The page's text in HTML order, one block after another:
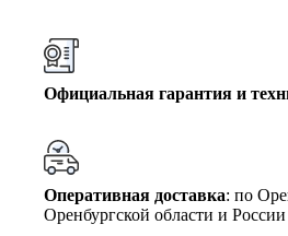
Официальная гарантия и
Оперативная доставка: по
Оренбургской области и России